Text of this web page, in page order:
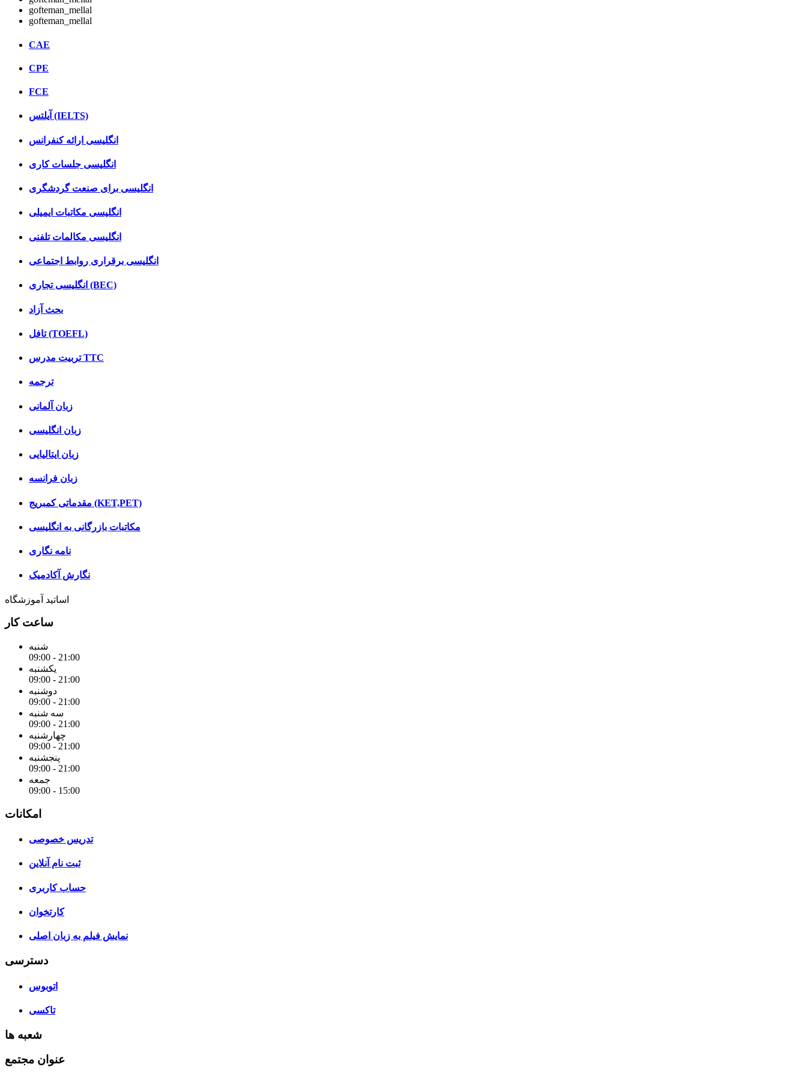
gofteman_mellal
gofteman_mellal
CAE
CPE
FCE
آیلتس (IELTS)
انگلیسی ارائه کنفرانس
انگلیسی جلسات کاری
انگلیسی برای صنعت گردشگری
انگلیسی مکاتبات ایمیلی
انگلیسی مکالمات تلفنی
انگلیسی برقراری روابط اجتماعی
انگلیسی تجاری (BEC)
بحث آزاد
تافل (TOEFL)
تربیت مدرس TTC
ترجمه
زبان آلمانی
زبان انگلیسی
زبان ایتالیایی
زبان فرانسه
مقدماتی کمبریج (KET,PET)
مکاتبات بازرگانی به انگلیسی
نامه نگاری
نگارش آکادمیک
اساتید آموزشگاه
ساعت کار
شنبه
09:00 - 21:00
یکشنبه
09:00 - 21:00
دوشنبه
09:00 - 21:00
سه شنبه
09:00 - 21:00
چهارشنبه
09:00 - 21:00
پنجشنبه
09:00 - 21:00
جمعه
09:00 - 15:00
امکانات
تدریس خصوصی
ثبت نام آنلاین
حساب کاربری
کارتخوان
نمایش فیلم به زبان اصلی
دسترسی
اتوبوس
تاکسی
شعبه ها
عنوان مجتمع